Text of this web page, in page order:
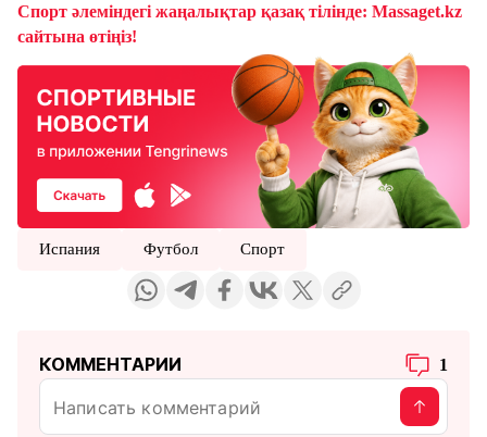
Спорт әлеміндегі жаңалықтар қазақ тілінде: Massaget.kz
сайтына өтіңіз!
Испания Футбол Спорт
КОММЕНТАРИИ 1